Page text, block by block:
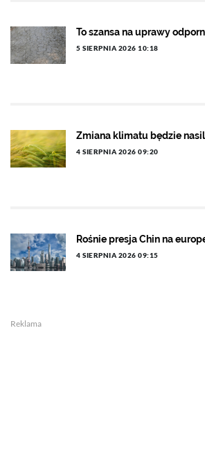
To szansa na uprawy
5 SIERPNIA 2026 10:18
Zmiana klimatu będzie
4 SIERPNIA 2026 09:20
Rośnie presja Chin na
4 SIERPNIA 2026 09:15
Reklama